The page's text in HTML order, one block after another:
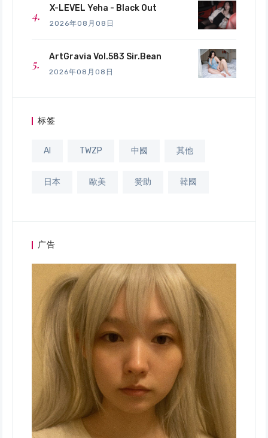
X-LEVEL Yeha - Black Out
2026年08月08日
ArtGravia Vol.583 Sir.Bean
2026年08月08日
标签
AI TWZP 中國 其他
日本 歐美 赞助 韓國
广告